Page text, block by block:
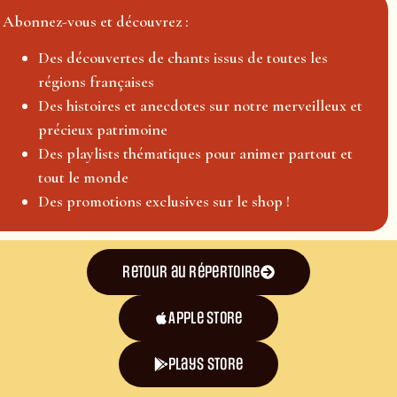
Abonnez-vous et découvrez :
Des découvertes de chants issus de toutes les
régions françaises
Des histoires et anecdotes sur notre merveilleux et
précieux patrimoine
Des playlists thématiques pour animer partout et
tout le monde
Des promotions exclusives sur le shop !
Retour au répertoire
Apple Store
plays store